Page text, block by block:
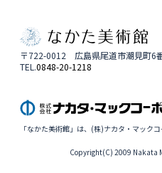
〒722-0012 広島県尾道市潮見町6
TEL.0848-20-1218
「なかた美術館」は、(株)ナカタ・マック
Copyright(C) 2009 Nakata